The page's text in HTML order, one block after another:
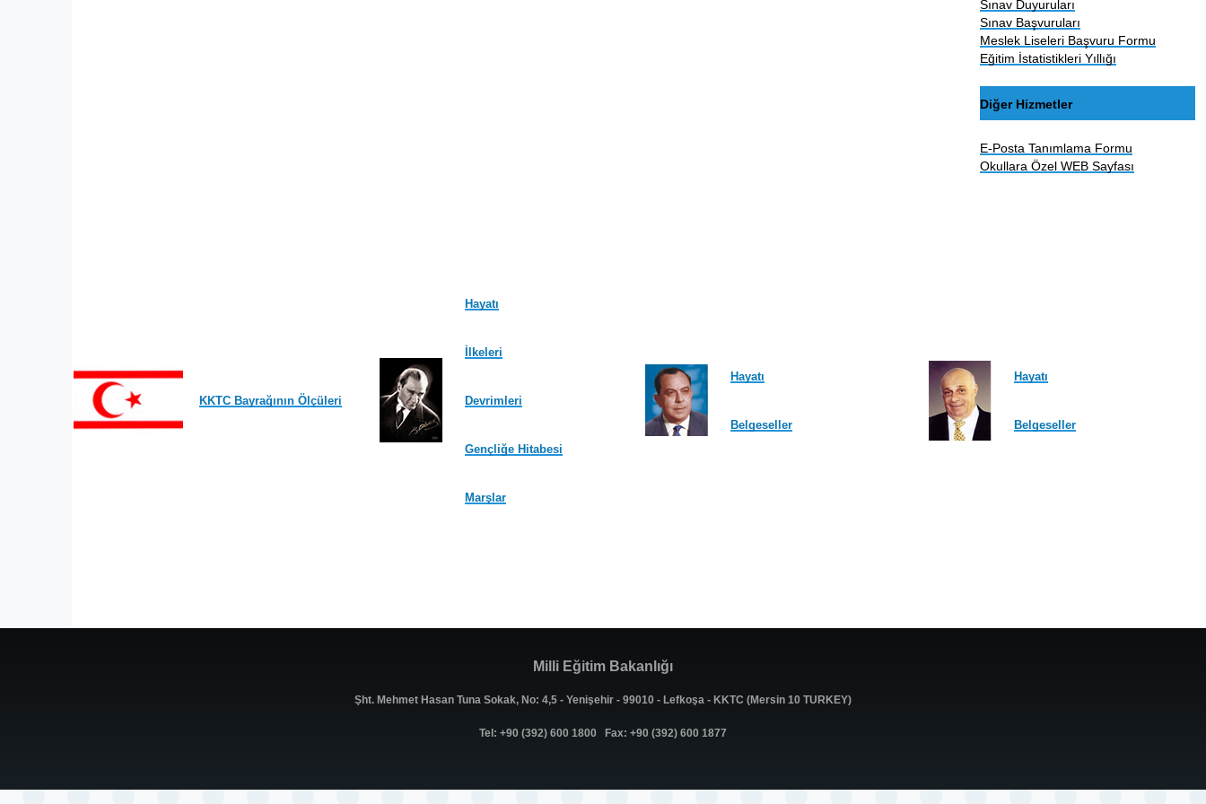
Sınav Duyuruları
Sınav Başvuruları
Meslek Liseleri Başvuru Formu
Eğitim İstatistikleri Yıllığı
Diğer Hizmetler
E-Posta Tanımlama Formu
Okullara Özel WEB Sayfası
KKTC Bayrağının Ölçüleri
Hayatı
İlkeleri
Devrimleri
Gençliğe Hitabesi
Marşlar
Hayatı
Belgeseller
Hayatı
Belgeseller
Milli Eğitim Bakanlığı
Şht. Mehmet Hasan Tuna Sokak, No: 4,5 - Yenişehir - 99010 - Lefkoşa - KKTC (Mersin 10 TURKEY)
Tel: +90 (392) 600 1800 Fax: +90 (392) 600 1877